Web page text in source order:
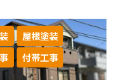
屋根塗装
付帯工事